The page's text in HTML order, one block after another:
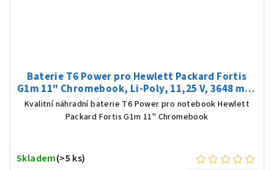
Baterie T6 Power pro Hewlett Packard Fortis
G1m 11" Chromebook, Li-Poly, 11,25 V, 3648 mAh
(41 Wh), černá
Kvalitní náhradní baterie T6 Power pro notebook Hewlett
Packard Fortis G1m 11" Chromebook
Skladem(>5 ks)